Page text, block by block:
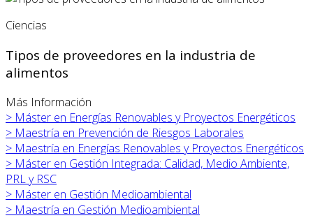
Ciencias
Tipos de proveedores en la industria de
alimentos
Más Información
> Máster en Energías Renovables y Proyectos Energéticos
> Maestría en Prevención de Riesgos Laborales
> Maestría en Energías Renovables y Proyectos Energéticos
> Máster en Gestión Integrada: Calidad, Medio Ambiente,
PRL y RSC
> Máster en Gestión Medioambiental
> Maestría en Gestión Medioambiental